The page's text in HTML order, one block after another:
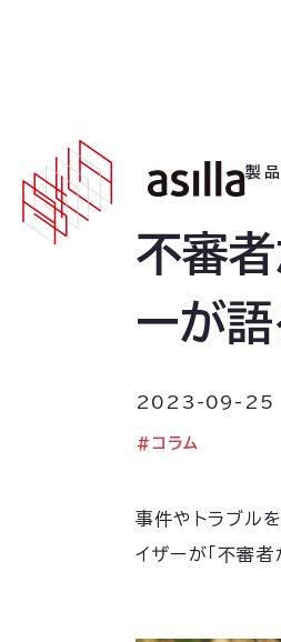
製
2023. 09.25
不審
ーが
2023-09-25
# コラム
事件やトラブル
イザーが「不審